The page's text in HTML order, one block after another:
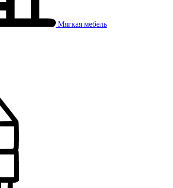
Мягкая мебель